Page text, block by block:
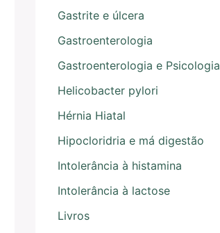
Gastrite e úlcera
Gastroenterologia
Gastroenterologia e Psicologia
Helicobacter pylori
Hérnia Hiatal
Hipocloridria e má digestão
Intolerância à histamina
Intolerância à lactose
Livros